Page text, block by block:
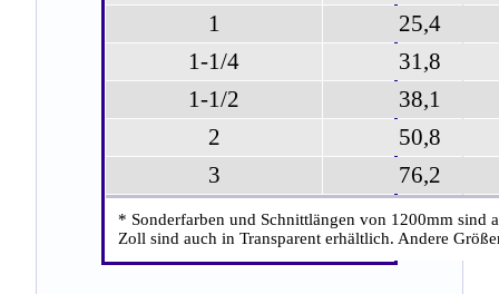
1
25,4
1-1/4
31,8
1-1/2
38,1
2
50,8
3
76,2
* Sonderfarben und Schnittlängen von 1200mm
Zoll sind auch in Transparent erhältlich. Andere